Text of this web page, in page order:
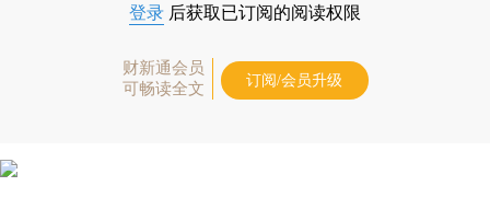
登录 后获取已订阅的阅读权限
财新通会员
可畅读全文
订阅/会员升级